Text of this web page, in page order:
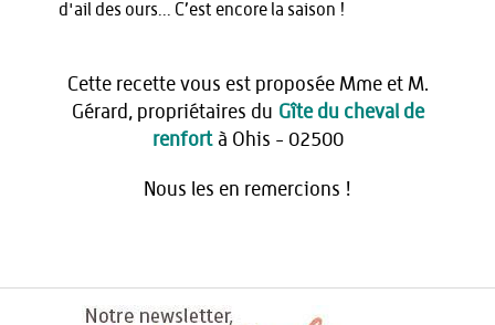
d'ail des ours... C’est encore la saison !
Cette recette vous est proposée Mme et M.
Gérard, propriétaires du Gîte du cheval de
renfortà Ohis - 02500
Nous les en remercions !